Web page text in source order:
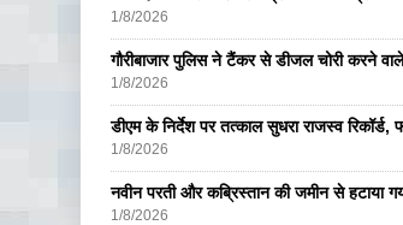
1/8/2026
गौरीबाजार पुलिस ने टैंकर से डीजल चोरी करने
1/8/2026
डीएम के निर्देश पर तत्काल सुधरा राजस्व रिकॉर्ड,
1/8/2026
नवीन परती और कब्रिस्तान की जमीन से हटाया
1/8/2026